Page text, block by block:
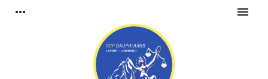
more_horiz menu